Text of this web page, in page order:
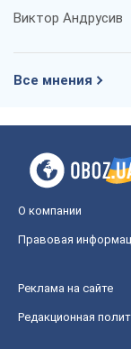
Виктор Андрусив
Все мнения
О компании
Правовая
Реклама на сайте
Редакционная